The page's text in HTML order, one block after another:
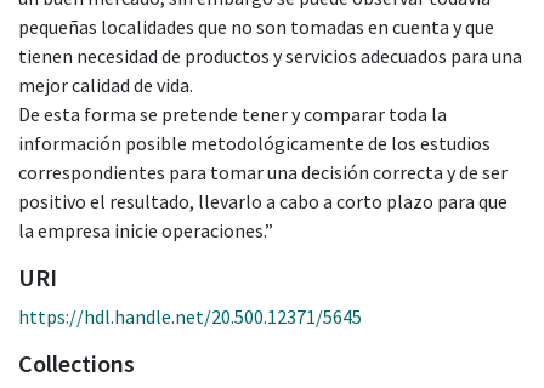
pequeñas localidades que no son tomadas en cuenta y que
tienen necesidad de productos y servicios adecuados para una
mejor calidad de vida.
De esta forma se pretende tener y comparar toda la
información posible metodológicamente de los estudios
correspondientes para tomar una decisión correcta y de ser
positivo el resultado, llevarlo a cabo a corto plazo para que
la empresa inicie operaciones.”
URI
https://hdl.handle.net/20.500.12371/5645
Collections